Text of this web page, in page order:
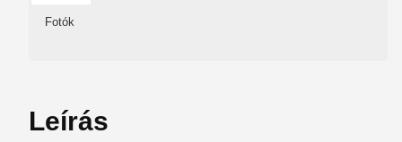
Fotók
Leírás